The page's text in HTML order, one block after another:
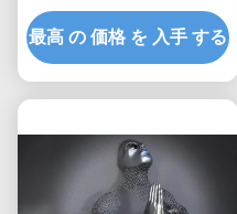
かれた気球
最高 の 価格 を 入手 する